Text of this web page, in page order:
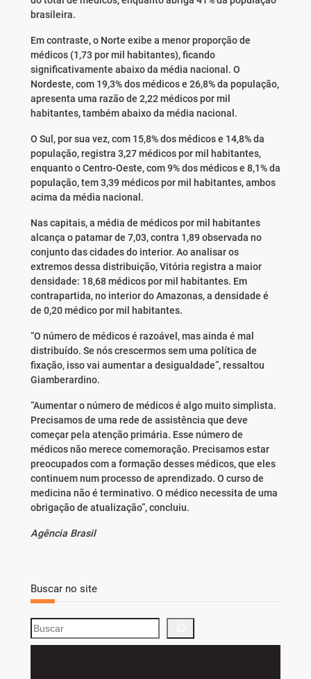
brasileira.
Em contraste, o Norte exibe a menor proporção de
médicos (1,73 por mil habitantes), ficando
significativamente abaixo da média nacional. O
Nordeste, com 19,3% dos médicos e 26,8% da população,
apresenta uma razão de 2,22 médicos por mil
habitantes, também abaixo da média nacional.
O Sul, por sua vez, com 15,8% dos médicos e 14,8% da
população, registra 3,27 médicos por mil habitantes,
enquanto o Centro-Oeste, com 9% dos médicos e 8,1% da
população, tem 3,39 médicos por mil habitantes, ambos
acima da média nacional.
Nas capitais, a média de médicos por mil habitantes
alcança o patamar de 7,03, contra 1,89 observada no
conjunto das cidades do interior. Ao analisar os
extremos dessa distribuição, Vitória registra a maior
densidade: 18,68 médicos por mil habitantes. Em
contrapartida, no interior do Amazonas, a densidade é
de 0,20 médico por mil habitantes.
“O número de médicos é razoável, mas ainda é mal
distribuído. Se nós crescermos sem uma política de
fixação, isso vai aumentar a desigualdade”, ressaltou
Giamberardino.
“Aumentar o número de médicos é algo muito simplista.
Precisamos de uma rede de assistência que deve
começar pela atenção primária. Esse número de
médicos não merece comemoração. Precisamos estar
preocupados com a formação desses médicos, que eles
continuem num processo de aprendizado. O curso de
medicina não é terminativo. O médico necessita de uma
obrigação de atualização”, concluiu.
Agência Brasil
Buscar no site
S
e